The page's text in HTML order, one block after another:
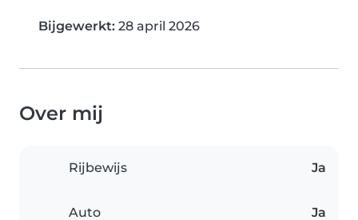
Bijgewerkt: 28 april 2026
Over mij
Rijbewijs Ja
Auto Ja